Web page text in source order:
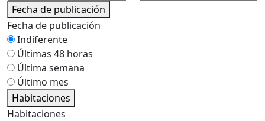
Fecha de publicación
Fecha de publicación
Indiferente
Últimas 48 horas
Última semana
Último mes
Habitaciones
Habitaciones